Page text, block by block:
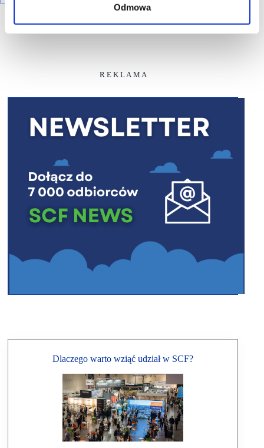
Odmowa
R E K L A M A
Dlaczego warto wziąć udział w SCF?